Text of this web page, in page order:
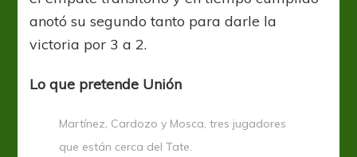
anotó su segundo tanto para darle la
victoria por 3 a 2.
Lo que pretende Unión
Martínez, Cardozo y Mosca, tres jugadores
que están cerca del Tate.